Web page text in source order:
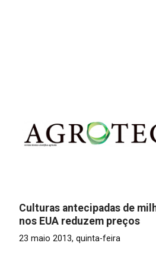
Culturas antecipadas de
nos EUA reduzem preços
23 maio 2013, quinta-feira